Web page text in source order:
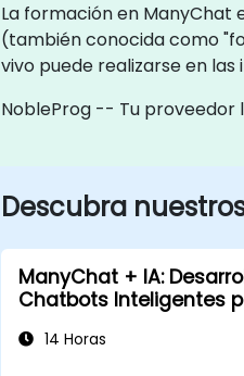
La formación en ManyChat
(también conocida como
vivo puede realizarse en
NobleProg -- Tu proveedor
Descubra
ManyChat + IA:
Chatbots Inteligentes
14 Horas